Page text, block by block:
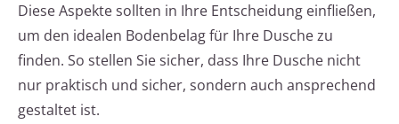
Diese Aspekte sollten in Ihre Entscheidung einfließen,
um den idealen Bodenbelag für Ihre Dusche zu
finden. So stellen Sie sicher, dass Ihre Dusche nicht
nur praktisch und sicher, sondern auch ansprechend
gestaltet ist.